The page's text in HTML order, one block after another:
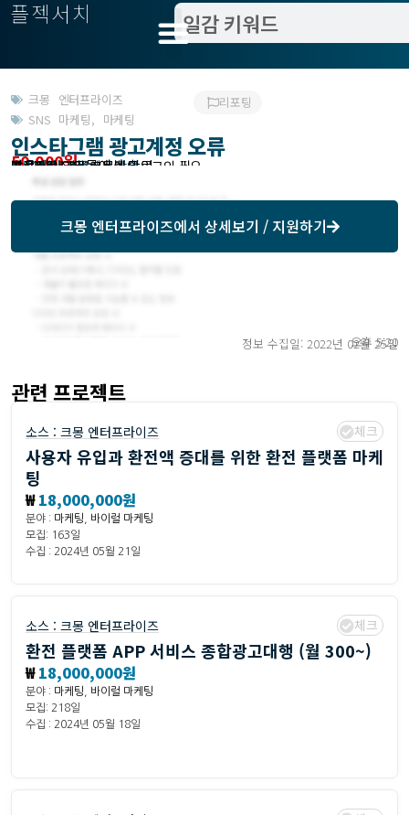
플젝서치
크몽 엔터프라이즈
SNS 마케팅, 마케팅
리포팅
인스타그램 광고계정 오류
50,000원
작업방식 : 외주
모집기한 : 크몽에서 확인
예상기간 : 1일
프로젝트조회 : 크몽에서 로그인 필요
받은제안 : 크몽에서 확인
크몽 엔터프라이즈에서 상세보기 / 지원하기
정보 수집일: 2022년 02월 25일
오후 5:20
관련 프로젝트
소스 : 크몽 엔터프라이즈 체크
사용자 유입과 환전액 증대를 위한 환전 플랫폼 마케
팅
₩18,000,000원
분야 : 마케팅
바이럴 마케팅
모집: 163일
수집 : 2024년 05월 21일
소스 : 크몽 엔터프라이즈 체크
환전 플랫폼 APP 서비스 종합광고대행 (월 300~)
₩18,000,000원
분야 : 마케팅
바이럴 마케팅
모집: 218일
수집 : 2024년 05월 18일